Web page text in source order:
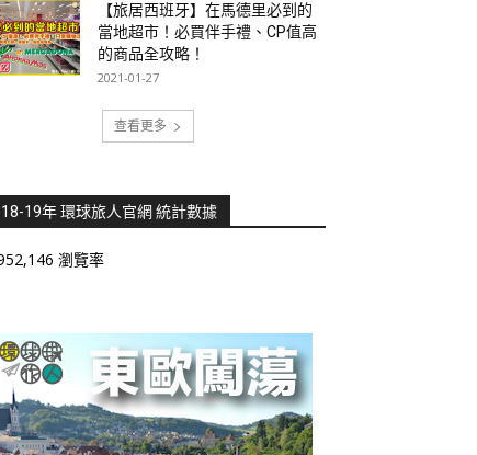
【旅居西班牙】在馬德里必到的
當地超市！必買伴手禮、CP值高
的商品全攻略！
2021-01-27
查看更多
19年 環球旅人官網 統計數據
瀏覽率